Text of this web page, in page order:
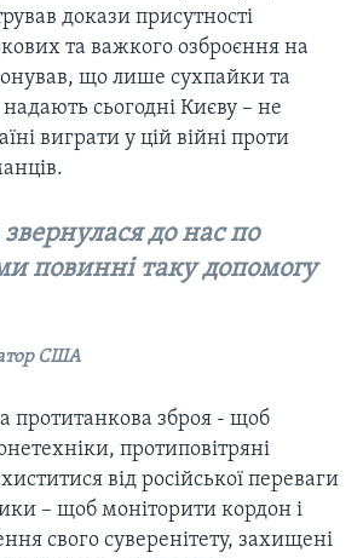
докази присутності
та важкого озброєння на
що лише сухпайки та
сьогодні Києву – не
виграти у цій війні проти
звернулася до нас по
повинні таку допомогу
США
протитанкова зброя - щоб
протиповітряні
від російської переваги
– щоб моніторити кордон і
свого суверенітету, захищені